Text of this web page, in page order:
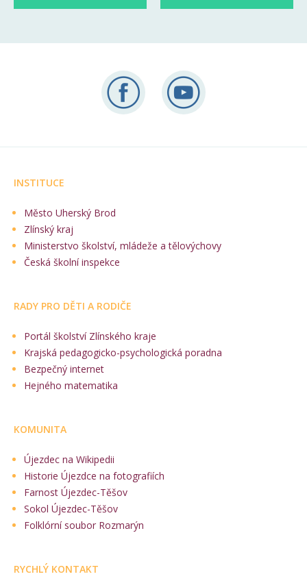
INSTITUCE
Město Uherský Brod
Zlínský kraj
Ministerstvo školství, mládeže a tělovýchovy
Česká školní inspekce
RADY PRO DĚTI A RODIČE
Portál školství Zlínského kraje
Krajská pedagogicko-psychologická poradna
Bezpečný internet
Hejného matematika
KOMUNITA
Újezdec na Wikipedii
Historie Újezdce na fotografiích
Farnost Újezdec-Těšov
Sokol Újezdec-Těšov
Folklórní soubor Rozmarýn
RYCHLÝ KONTAKT